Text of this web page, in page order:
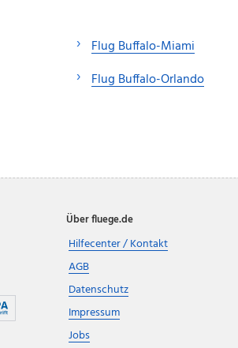
Flug Buffalo-Miami
Flug Buffalo-Orlando